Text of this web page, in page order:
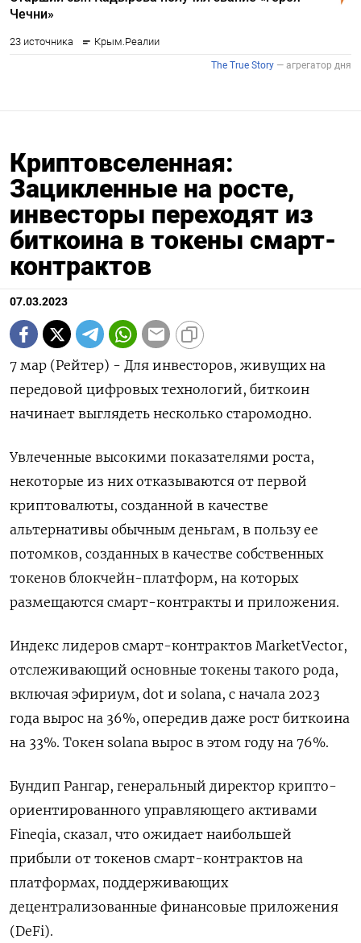
Криптовселенная:
Зацикленные на росте,
инвесторы переходят из
биткоина в токены смарт-
контрактов
07.03.2023
7 мар (Рейтер) - Для инвесторов, живущих на
передовой цифровых технологий, биткоин
начинает выглядеть несколько старомодно.
Увлеченные высокими показателями роста,
некоторые из них отказываются от первой
криптовалюты, созданной в качестве
альтернативы обычным деньгам, в пользу ее
потомков, созданных в качестве собственных
токенов блокчейн-платформ, на которых
размещаются смарт-контракты и приложения.
Индекс лидеров смарт-контрактов MarketVector,
отслеживающий основные токены такого рода,
включая эфириум, dot и solana, с начала 2023
года вырос на 36%, опередив даже рост биткоина
на 33%. Токен solana вырос в этом году на 76%.
Бундип Рангар, генеральный директор крипто-
ориентированного управляющего активами
Fineqia, сказал, что ожидает наибольшей
прибыли от токенов смарт-контрактов на
платформах, поддерживающих
децентрализованные финансовые приложения
(DeFi).